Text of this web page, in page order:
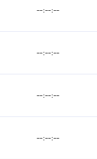
--:--:--
--:--:--
--:--:--
--:--:--